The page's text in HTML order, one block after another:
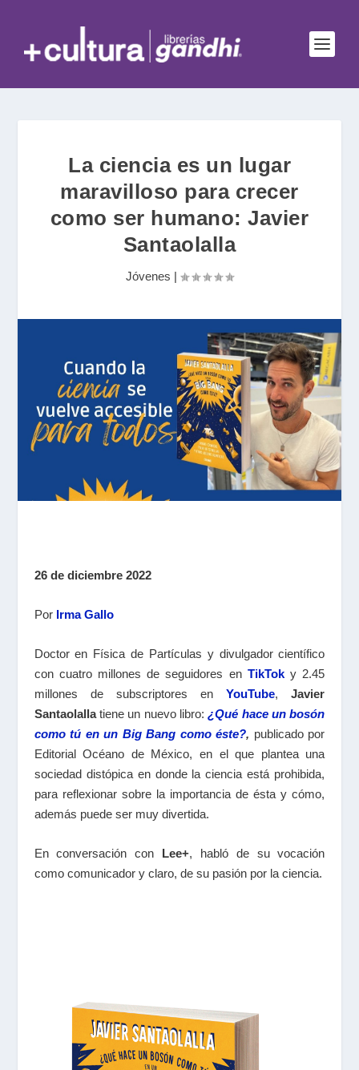
La ciencia es un lugar
maravilloso para crecer
como ser humano: Javier
Santaolalla
Jóvenes |
26 de diciembre 2022
Por Irma Gallo
Doctor en Física de Partículas y divulgador científico
con cuatro millones de seguidores en TikToky 2.45
millones de subscriptores enYouTube,Javier
Santaolallatiene un nuevo libro:¿Qué hace un bosón
como tú en un Big Bang como éste?, publicado por
Editorial Océano de México, en el que plantea una
sociedad distópica en donde la ciencia está prohibida,
para reflexionar sobre la importancia de ésta y cómo,
además puede ser muy divertida.
En conversación con Lee+, habló de su vocación
como comunicador y claro, de su pasión por la ciencia.